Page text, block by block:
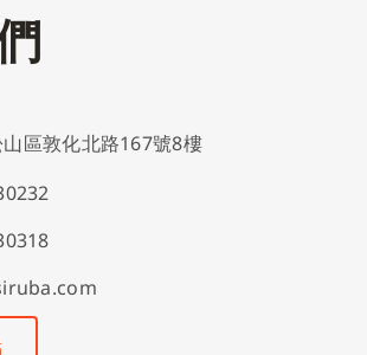
區敦化北路167號8樓